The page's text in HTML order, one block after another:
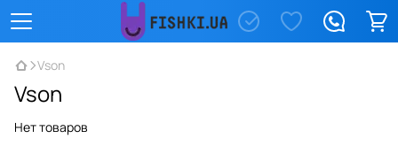
Vson
Vson
Нет товаров